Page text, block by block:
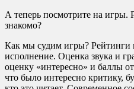
А теперь посмотрите на игры.
знакомо?
Как мы судим игры? Рейтинги
исполнение. Оценка звука и
оценку «интересно» и баллы
что было интересно критику,